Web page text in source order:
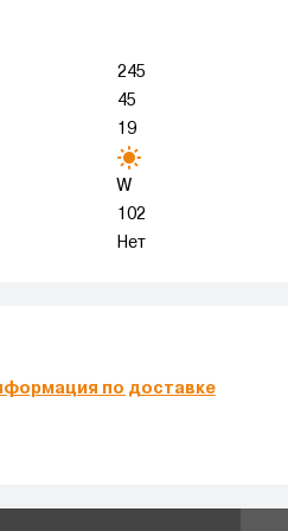
245
45
19
W
102
Нет
по доставке